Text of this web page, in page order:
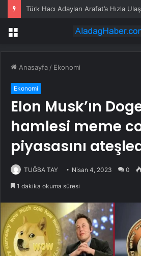
Türk Hacı Adayları Arafat’a Hızla
Menü
Anasayfa / Ekonomi
Ekonomi
Elon Musk’ın
hamlesi meme
piyasasını
TUĞBA TAY Nisan 4, 2023 0
1 dakika okuma süresi